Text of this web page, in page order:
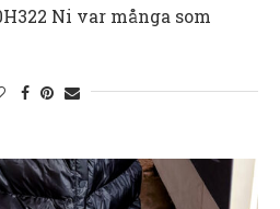
Ni var många som